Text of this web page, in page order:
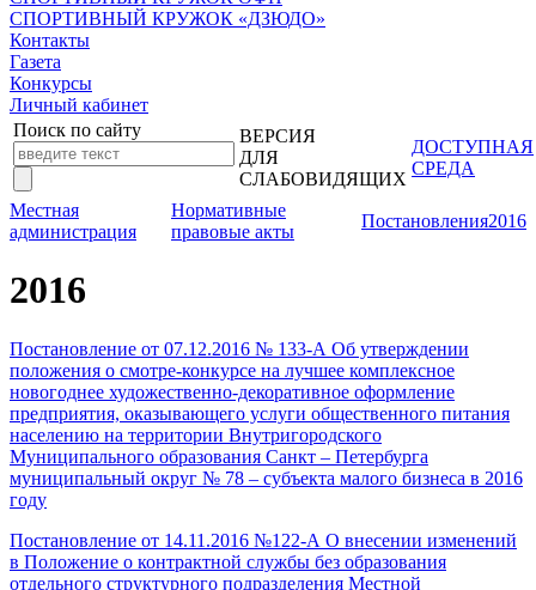
СПОРТИВНЫЙ КРУЖОК «ДЗЮДО»
Контакты
Газета
Конкурсы
Личный кабинет
Поиск по сайту
ВЕРСИЯ
ДЛЯ
СЛАБОВИДЯЩИХ
ДОСТУПНАЯ
СРЕДА
Местная
администрация
Нормативные
правовые акты
Постановления2016
2016
Постановление от 07.12.2016 № 133-А Об утверждении
положения о смотре-конкурсе на лучшее комплексное
новогоднее художественно-декоративное оформление
предприятия, оказывающего услуги общественного питания
населению на территории Внутригородского
Муниципального образования Санкт – Петербурга
муниципальный округ № 78 – субъекта малого бизнеса в 2016
году
Постановление от 14.11.2016 №122-А О внесении изменений
в Положение о контрактной службы без образования
отдельного структурного подразделения Местной